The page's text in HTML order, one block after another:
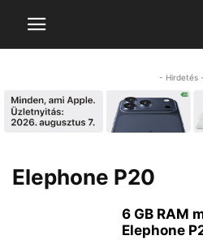
- Hirdetés -
Elephone P20
6 GB RAM
Elephone